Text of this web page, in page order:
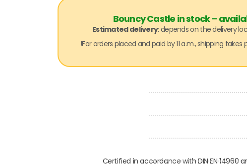
Bouncy Castle in stock –
Estimated delivery: depends on the delivery
Certified in accordance with DIN EN 14960